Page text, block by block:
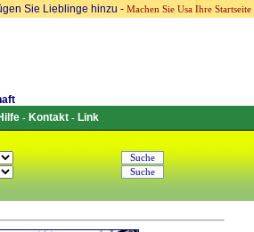
Sie Lieblinge hinzu - Machen Sie Usa Ihre Startseite
- Kontakt- Link